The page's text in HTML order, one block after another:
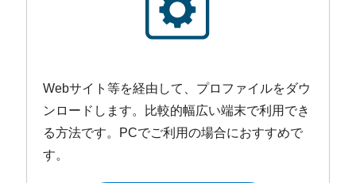
Webサイト等を経由して、プロファイルをダウ
ンロードします。比較的幅広い端末で利用でき
る方法です。PCでご利用の場合におすすめで
す。